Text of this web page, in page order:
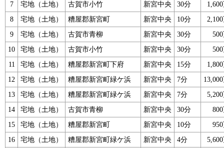
7
宅地（土地） 古賀市小竹 新宮中央 30分
8
宅地（土地） 糟屋郡新宮町 新宮中央 10分
9
宅地（土地） 古賀市青柳 新宮中央 30分
10
宅地（土地） 古賀市小竹 新宮中央 30分
11
宅地（土地） 糟屋郡新宮町下府 新宮中央 15分
12
宅地（土地） 糟屋郡新宮町緑ケ浜 新宮中央 7分
13
宅地（土地） 糟屋郡新宮町緑ケ浜 新宮中央 7分
14
宅地（土地） 古賀市青柳 新宮中央 30分
15
宅地（土地） 糟屋郡新宮町 新宮中央 10分
16
宅地（土地） 糟屋郡新宮町緑ケ浜 新宮中央 4分